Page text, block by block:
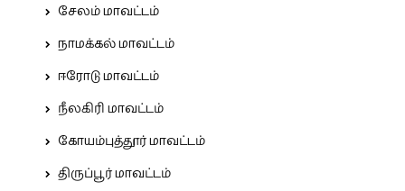
சேலம் மாவட்டம்
நாமக்கல் மாவட்டம்
ஈரோடு மாவட்டம்
நீலகிரி மாவட்டம்
கோயம்புத்தூர் மாவட்டம்
திருப்பூர் மாவட்டம்